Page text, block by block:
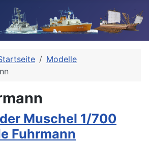
Modelle
Muschel 1/700
Fuhrmann